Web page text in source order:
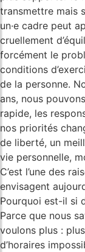
transmettre mais
un·e cadre peut
cruellement
forcément le
conditions
de la personne.
ans, nous
rapide, les
nos priorités
de liberté, un
vie personnelle,
C’est l’une des
envisagent
Pourquoi est-il si
Parce que nous
voulons plus :
d’horaires